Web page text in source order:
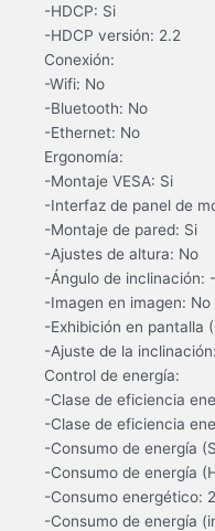
-HDCP: Si
-HDCP versión: 2.2
Conexión:
-Wifi: No
-Bluetooth: No
-Ethernet: No
Ergonomía:
-Montaje VESA: Si
-Interfaz de panel de
-Montaje de pared: Si
-Ajustes de altura: No
-Ángulo de inclinación:
-Imagen en imagen: No
-Exhibición en pantalla
-Ajuste de la
Control de energía:
-Clase de eficiencia
-Clase de eficiencia
-Consumo de energía
-Consumo de energía
-Consumo energético:
-Consumo de energía